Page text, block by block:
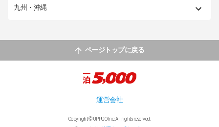
九州・沖縄
ページトップに戻る
運営会社
Copyright © UPPGO Inc. All rights reserved.